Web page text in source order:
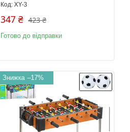
XY-3
423 ₴
347 ₴
Готово до відправки
–17%